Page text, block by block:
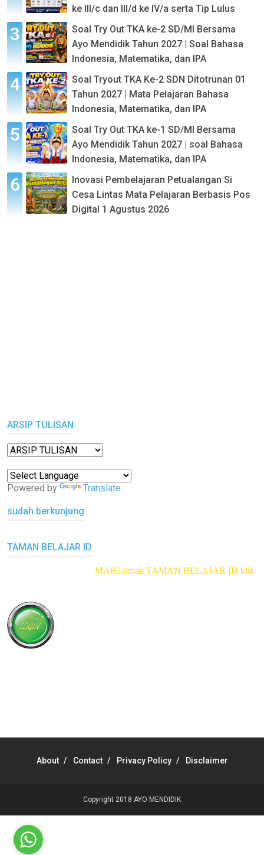
ke III/c dan III/d ke IV/a serta Tip Lulus
Soal Try Out TKA ke-2 SD/MI Bersama
Ayo Mendidik Tahun 2027 | Soal Bahasa
Indonesia, Matematika, dan IPA
Soal Tryout TKA Ke-2 SDN Ditotrunan 01
Tahun 2027 | Mata Pelajaran Bahasa
Indonesia, Matematika, dan IPA
Soal Try Out TKA ke-1 SD/MI Bersama
Ayo Mendidik Tahun 2027 | soal Bahasa
Indonesia, Matematika, dan IPA
Inovasi Pembelajaran Petualangan Si
Cesa Lintas Mata Pelajaran Berbasis Pos
Digital 1 Agustus 2026
ARSIP TULISAN
Powered by Translate
sudah berkunjung
TAMAN BELAJAR ID
MARI simak TAMAN BELAJAR IDklik di sini
About Contact Privacy Policy Disclaimer
Copyright 2018 AYO MENDIDIK